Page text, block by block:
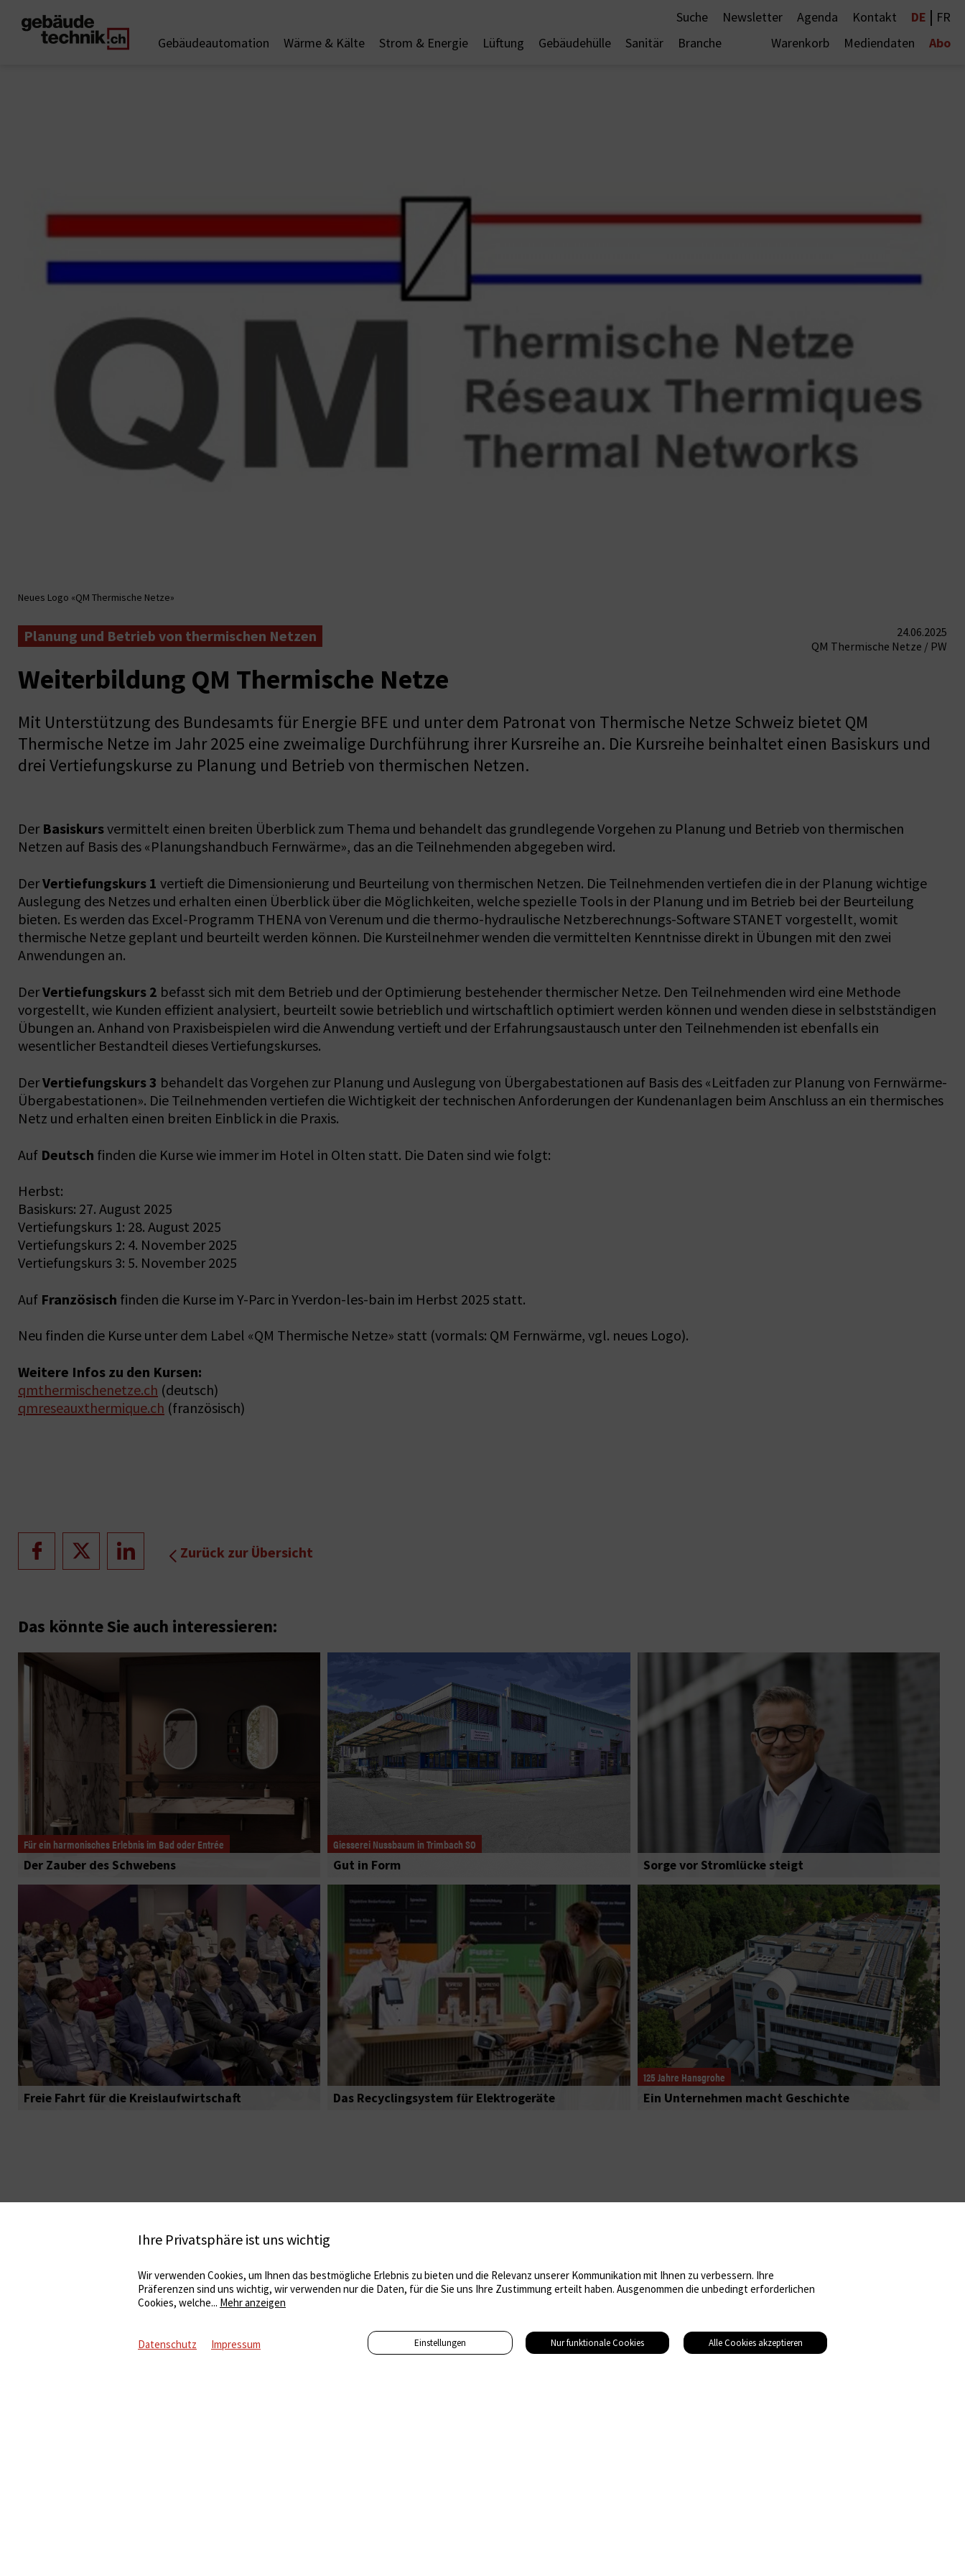
Suche Newsletter Agenda Kontakt DE | FR
Gebäudeautomation
Wärme & Kälte Strom & Energie Lüftung Gebäudehülle Sanitär Branche Warenkorb Mediendaten Abo
Neues Logo «QM Thermische Netze»
Planung und Betrieb von thermischen Netzen
24.06.2025
QM Thermische Netze / PW
Weiterbildung QM Thermische Netze
Mit Unterstützung des Bundesamts für Energie BFE und unter dem Patronat von Thermische Netze Schweiz bietet QM
Thermische Netze im Jahr 2025 eine zweimalige Durchführung ihrer Kursreihe an. Die Kursreihe beinhaltet einen Basiskurs und
drei Vertiefungskurse zu Planung und Betrieb von thermischen Netzen.
Der Basiskursvermittelt einen breiten Überblick zum Thema und behandelt das grundlegende Vorgehen zu Planung und Betrieb von thermischen
Netzen auf Basis des «Planungshandbuch Fernwärme», das an die Teilnehmenden abgegeben wird.
DerVertiefungskurs 1 vertieft die Dimensionierung und Beurteilung von thermischen Netzen. Die Teilnehmenden vertiefen die in der Planung wichtige
Auslegung des Netzes und erhalten einen Überblick über die Möglichkeiten, welche spezielle Tools in der Planung und im Betrieb bei der Beurteilung
bieten. Es werden das Excel-Programm THENA von Verenum und die thermo-hydraulische Netzberechnungs-Software STANET vorgestellt, womit
thermische Netze geplant und beurteilt werden können. Die Kursteilnehmer wenden die vermittelten Kenntnisse direkt in Übungen mit den zwei
Anwendungen an.
DerVertiefungskurs 2 befasst sich mit dem Betrieb und der Optimierung bestehender thermischer Netze. Den Teilnehmenden wird eine Methode
vorgestellt, wie Kunden effizient analysiert, beurteilt sowie betrieblich und wirtschaftlich optimiert werden können und wenden diese in selbstständigen
Übungen an. Anhand von Praxisbeispielen wird die Anwendung vertieft und der Erfahrungsaustausch unter den Teilnehmenden ist ebenfalls ein
wesentlicher Bestandteil dieses Vertiefungskurses.
DerVertiefungskurs 3 behandelt das Vorgehen zur Planung und Auslegung von Übergabestationen auf Basis des «Leitfaden zur Planung von Fernwärme-
Übergabestationen». Die Teilnehmenden vertiefen die Wichtigkeit der technischen Anforderungen der Kundenanlagen beim Anschluss an ein thermisches
Netz und erhalten einen breiten Einblick in die Praxis.
Auf Deutsch finden die Kurse wie immer im Hotel in Olten statt. Die Daten sind wie folgt:
Herbst:
Basiskurs: 27. August 2025
Vertiefungskurs 1: 28. August 2025
Vertiefungskurs 2: 4. November 2025
Vertiefungskurs 3: 5. November 2025
Auf Französisch finden die Kurse im Y-Parc in Yverdon-les-bain im Herbst 2025 statt.
Neu finden die Kurse unter dem Label «QM Thermische Netze» statt (vormals: QM Fernwärme, vgl. neues Logo).
Weitere Infos zu den Kursen:
qmthermischenetze.ch (deutsch)
qmreseauxthermique.ch (französisch)
Zurück zur Übersicht
Das könnte Sie auch interessieren:
Für ein harmonisches Erlebnis im Bad oder Entrée
Der Zauber des Schwebens
Giesserei Nussbaum in Trimbach SO
Gut in Form Sorge vor Stromlücke steigt
Freie Fahrt für die Kreislaufwirtschaft Das Recyclingsystem für Elektrogeräte
125 Jahre Hansgrohe
Ein Unternehmen macht Geschichte
Ihre Privatsphäre ist uns wichtig
Wir verwenden Cookies, um Ihnen das bestmögliche Erlebnis zu bieten und die Relevanz unserer Kommunikation mit Ihnen zu verbessern. Ihre
Präferenzen sind uns wichtig, wir verwenden nur die Daten, für die Sie uns Ihre Zustimmung erteilt haben. Ausgenommen die unbedingt erforderlichen
Cookies, welche... Mehr anzeigen
Datenschutz Impressum Einstellungen Nur funktionale Cookies Alle Cookies akzeptieren